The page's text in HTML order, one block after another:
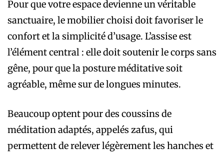
Pour que votre espace devienne un véritable
sanctuaire, le mobilier choisi doit favoriser le
confort et la simplicité d’usage. L’assise est
l’élément central : elle doit soutenir le corps sans
gêne, pour que la posture méditative soit
agréable, même sur de longues minutes.
Beaucoup optent pour des coussins de
méditation adaptés, appelés zafus, qui
permettent de relever légèrement les hanches et